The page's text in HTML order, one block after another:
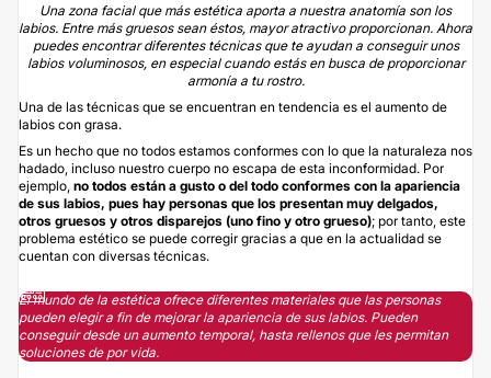
Una zona facial que más estética aporta a nuestra anatomía son los
labios. Entre más gruesos sean éstos, mayor atractivo proporcionan. Ahora
puedes encontrar diferentes técnicas que te ayudan a conseguir unos
labios voluminosos, en especial cuando estás en busca de proporcionar
armonía a tu rostro.
Una de las técnicas que se encuentran en tendencia es el aumento de
labios con grasa.
Es un hecho que no todos estamos conformes con lo que la naturaleza nos
hadado, incluso nuestro cuerpo no escapa de esta inconformidad. Por
ejemplo, no todos están a gusto o del todo conformes con la apariencia
de sus labios, pues hay personas que los presentan muy delgados,
otros gruesos y otros disparejos (uno fino y otro grueso); por tanto, este
problema estético se puede corregir gracias a que en la actualidad se
cuentan con diversas técnicas.
El mundo de la estética ofrece diferentes materiales que las personas
pueden elegir a fin de mejorar la apariencia de sus labios. Pueden
conseguir desde un aumento temporal, hasta rellenos que les permitan
soluciones de por vida.